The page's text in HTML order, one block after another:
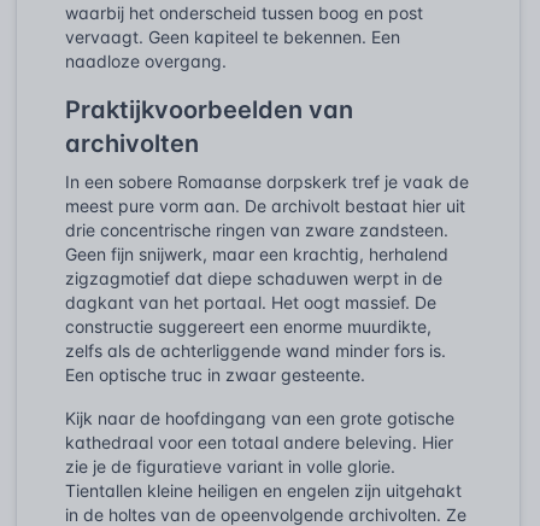
waarbij het onderscheid tussen boog en post
vervaagt. Geen kapiteel te bekennen. Een
naadloze overgang.
Praktijkvoorbeelden van
archivolten
In een sobere Romaanse dorpskerk tref je vaak de
meest pure vorm aan. De archivolt bestaat hier uit
drie concentrische ringen van zware zandsteen.
Geen fijn snijwerk, maar een krachtig, herhalend
zigzagmotief dat diepe schaduwen werpt in de
dagkant van het portaal. Het oogt massief. De
constructie suggereert een enorme muurdikte,
zelfs als de achterliggende wand minder fors is.
Een optische truc in zwaar gesteente.
Kijk naar de hoofdingang van een grote gotische
kathedraal voor een totaal andere beleving. Hier
zie je de figuratieve variant in volle glorie.
Tientallen kleine heiligen en engelen zijn uitgehakt
in de holtes van de opeenvolgende archivolten. Ze